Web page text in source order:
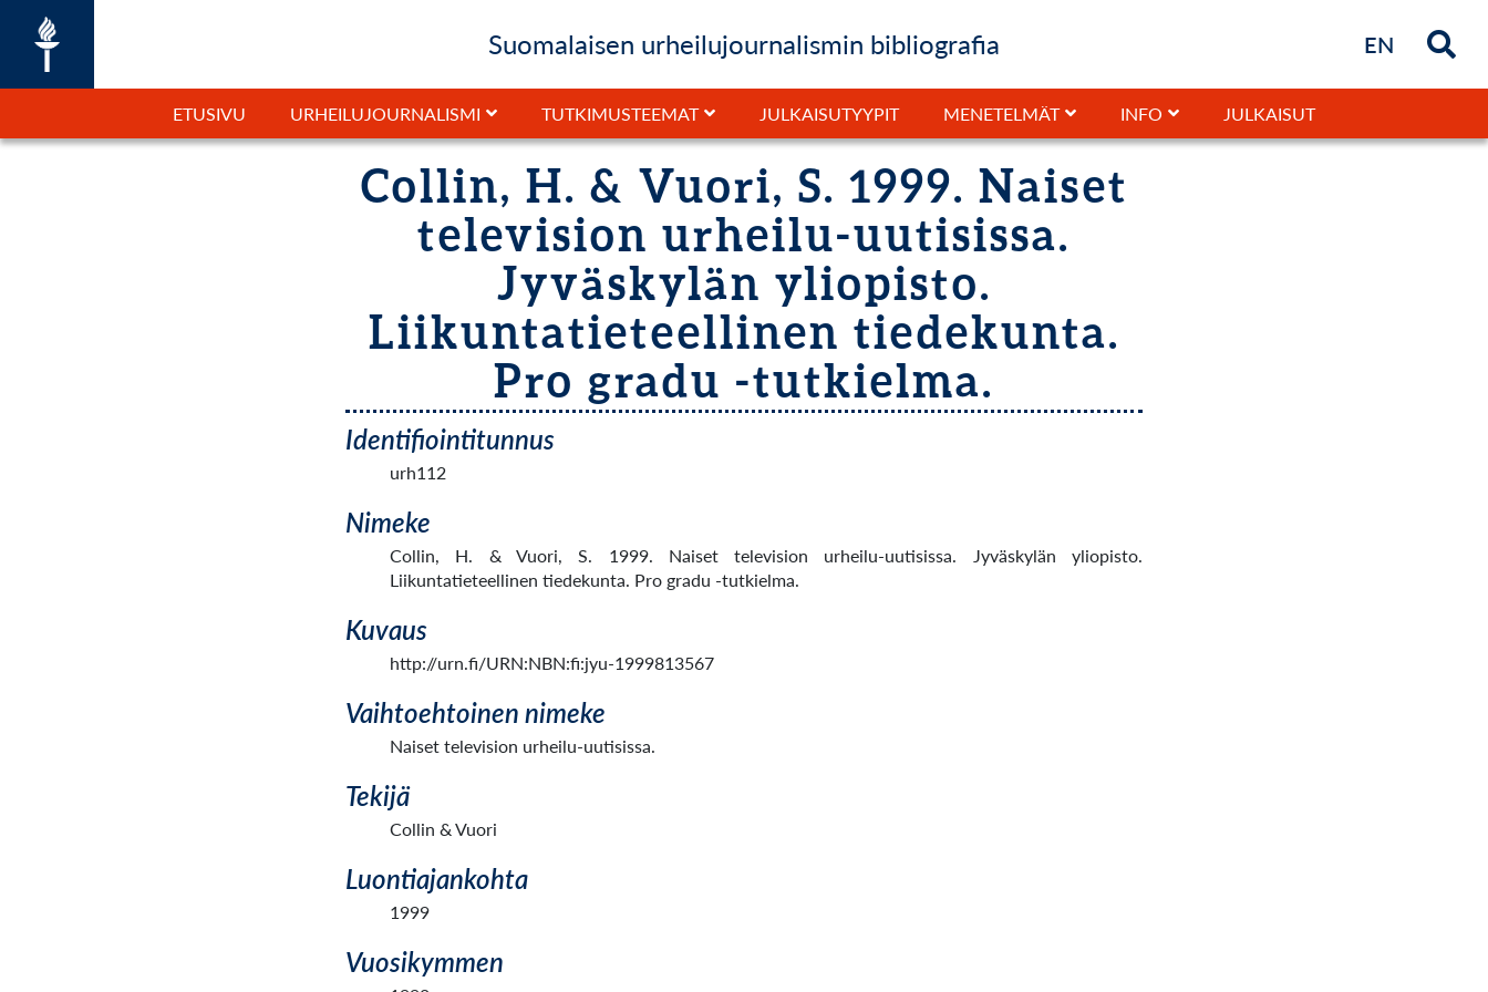
Suomalaisen urheilujournalismin bibliografia EN Briefly
ETUSIVU URHEILUJOURNALISMI TUTKIMUSTEEMAT JULKAISUTYYPIT MENETELMÄT INFO JULKAISUT
Collin, H. & Vuori, S. 1999. Naiset
television urheilu-uutisissa.
Jyväskylän yliopisto.
Liikuntatieteellinen tiedekunta.
Pro gradu -tutkielma.
Identifiointitunnus
urh112
Nimeke
Collin, H. & Vuori, S. 1999. Naiset television urheilu-uutisissa. Jyväskylän yliopisto.
Liikuntatieteellinen tiedekunta. Pro gradu -tutkielma.
Kuvaus
http://urn.fi/URN:NBN:fi:jyu-1999813567
Vaihtoehtoinen nimeke
Naiset television urheilu-uutisissa.
Tekijä
Collin & Vuori
Luontiajankohta
1999
Vuosikymmen